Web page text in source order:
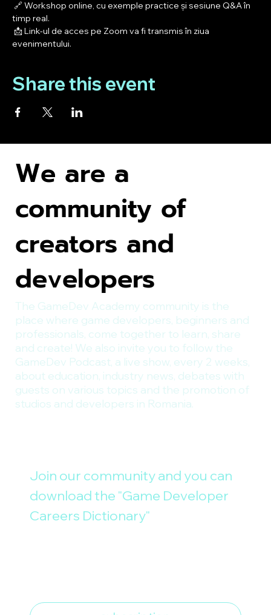
timp real.
📩 Link-ul de acces pe Zoom va fi transmis în ziua
evenimentului.
Share this event
Join our community and you can
download the "Game Developer
Careers Dictionary"
We are a
community of
creators and
developers
The GameDev Academy community is the
place where game developers, beginners and
professionals, come together to learn, share
and create! We also invite you to follow the
GameDev Podcast, a live show, every 2 weeks,
about education, industry news, debates with
guests on various topics and the promotion of
studios and developers in Romania.